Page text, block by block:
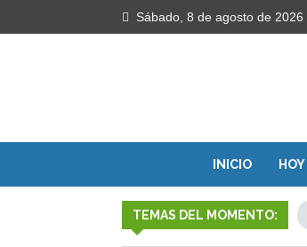
Sábado, 8 de agosto de 2026
INICIO HOY
TEMAS DEL MOMENTO: